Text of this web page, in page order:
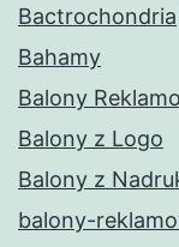
Bactrochondria
Bahamy
Balony
Balony z Logo
Balony z
balony-